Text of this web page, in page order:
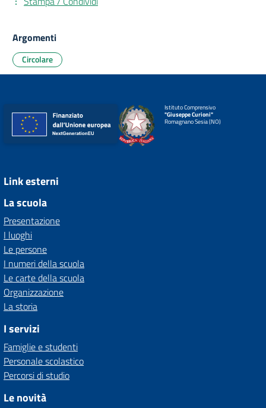
Argomenti
Circolare
Istituto Comprensivo
"Giuseppe Curioni"
Romagnano Sesia (NO)
Link esterni
La scuola
Presentazione
I luoghi
Le persone
I numeri della scuola
Le carte della scuola
Organizzazione
La storia
I servizi
Famiglie e studenti
Personale scolastico
Percorsi di studio
Le novità